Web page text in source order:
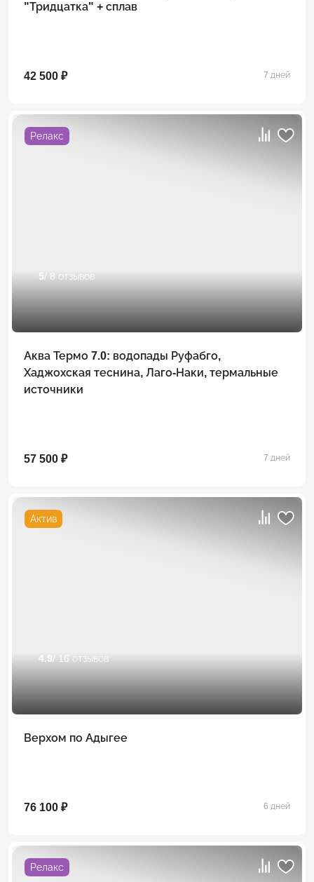
"Тридцатка" + сплав
42 500 ₽ 7 дней
Релакс
5/ 8 отзывов
Аква Термо 7.0: водопады Руфабго,
Хаджохская теснина, Лаго-Наки, термальные
источники
57 500 ₽ 7 дней
Актив
4.9 / 16 отзывов
Верхом по Адыгее
76 100 ₽ 6 дней
Релакс